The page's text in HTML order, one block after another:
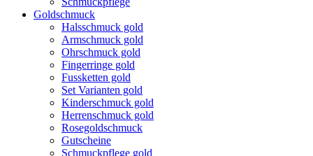
Goldschmuck
Halsschmuck gold
Armschmuck gold
Ohrschmuck gold
Fingerringe gold
Fussketten gold
Set Varianten gold
Kinderschmuck gold
Herrenschmuck gold
Rosegoldschmuck
Gutscheine
Schmuckpflege gold